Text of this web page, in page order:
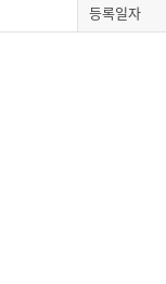
등록일자